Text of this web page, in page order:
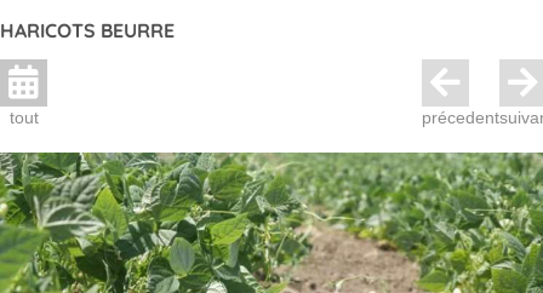
HARICOTS BEURRE
tout précedent